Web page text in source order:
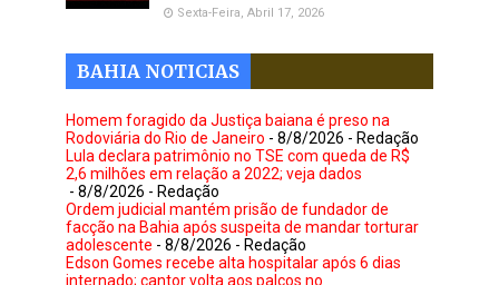
Sexta-Feira, Abril 17, 2026
BAHIA NOTICIAS
Homem foragido da Justiça baiana é preso na
Rodoviária do Rio de Janeiro - 8/8/2026 - Redação
Lula declara patrimônio no TSE com queda de R$
2,6 milhões em relação a 2022; veja dados
- 8/8/2026 - Redação
Ordem judicial mantém prisão de fundador de
facção na Bahia após suspeita de mandar torturar
adolescente - 8/8/2026 - Redação
Edson Gomes recebe alta hospitalar após 6 dias
internado; cantor volta aos palcos no